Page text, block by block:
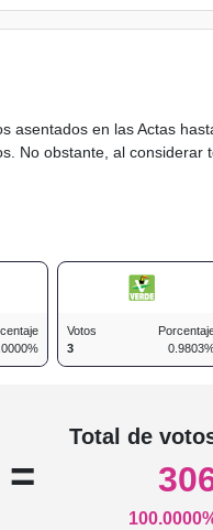
asentados en las Actas
No obstante, al considerar
Votos
3
=
Total de